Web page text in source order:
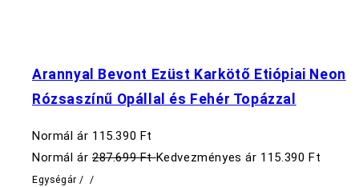
Arannyal Bevont Ezüst Karkötő Etiópiai Neon
Rózsaszínű Opállal és Fehér Topázzal
Normál ár 115.390 Ft
Normál ár 287.699 FtKedvezményes ár 115.390 Ft
Egységár / /